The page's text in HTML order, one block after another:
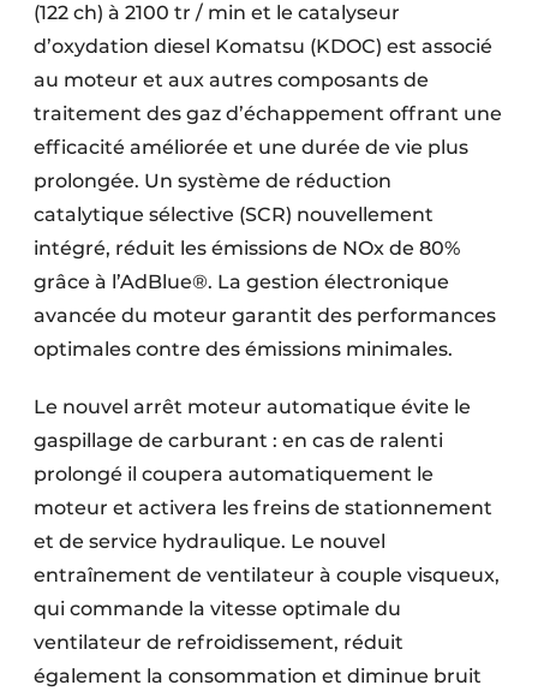
(122 ch) à 2100 tr / min et le catalyseur
d’oxydation diesel Komatsu (KDOC) est associé
au moteur et aux autres composants de
traitement des gaz d’échappement offrant une
efficacité améliorée et une durée de vie plus
prolongée. Un système de réduction
catalytique sélective (SCR) nouvellement
intégré, réduit les émissions de NOx de 80%
grâce à l’AdBlue®. La gestion électronique
avancée du moteur garantit des performances
optimales contre des émissions minimales.
Le nouvel arrêt moteur automatique évite le
gaspillage de carburant : en cas de ralenti
prolongé il coupera automatiquement le
moteur et activera les freins de stationnement
et de service hydraulique. Le nouvel
entraînement de ventilateur à couple visqueux,
qui commande la vitesse optimale du
ventilateur de refroidissement, réduit
également la consommation et diminue bruit